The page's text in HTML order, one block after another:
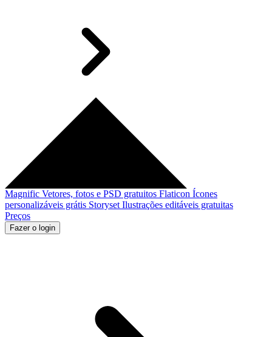
Magnific Vetores, fotos e PSD gratuitos Flaticon Ícones
personalizáveis grátis Storyset Ilustrações editáveis gratuitas
Preços
Fazer o login